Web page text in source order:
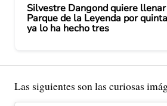
Silvestre Dangond quiere llenar
Parque de la Leyenda por
ya lo ha hecho tres
Las siguientes son las curiosas